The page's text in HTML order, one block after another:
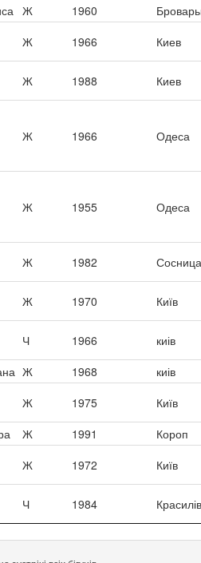
Ж 1960
Ж 1966 Киев
Ж 1988 Киев
Ж 1966 Одеса
Ж 1955 Одеса
Ж 1982 Сосница
Ж 1970 Київ
Ч 1966
киів
Ж 1968
киів
Ж 1975
Київ
Ж 1991
Короп
Ж 1972 Київ
Ч 1984 Красилів